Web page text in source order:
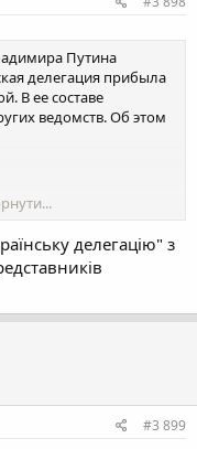
Путина
делегация прибыла
В ее составе
ведомств. Об этом
российская
МИД, Минобороны и
президента,
с украинцами», -
мира пройдут в
и ждет украинскую
делегацію" з
#3 899